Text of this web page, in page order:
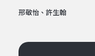
邢敬怡、許生翰